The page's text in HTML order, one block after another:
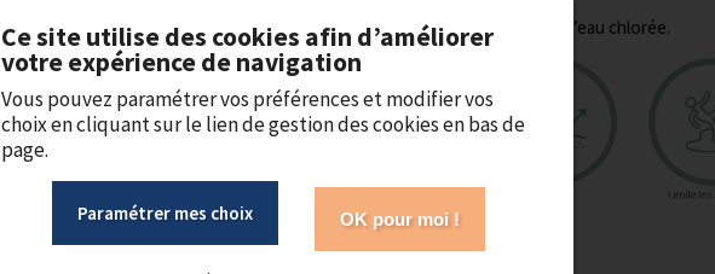
Bien rincer après contact avec l’eau de mer et l’eau chlorée.
Ce site utilise des cookies afin d’améliorer
votre expérience de navigation
Vous pouvez paramétrer vos préférences et modifier vos
choix en cliquant sur le lien de gestion des cookies en bas de
page.
Paramétrer mes choix OK pour moi !